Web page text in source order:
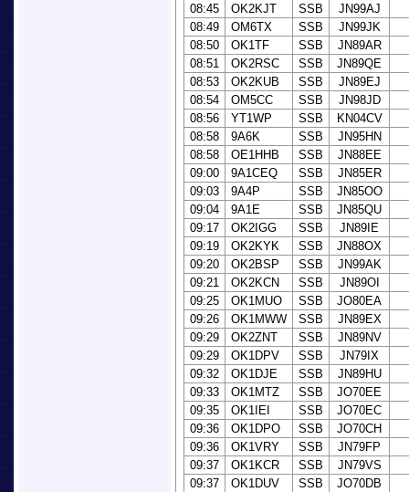
08:45
OK2KJT SSB
JN99AJ
08:49
OM6TX SSB
JN99JK
08:50
OK1TF SSB
JN89AR
08:51
OK2RSC SSB
JN89QE
08:53
OK2KUB SSB
JN89EJ
08:54
OM5CC SSB
JN98JD
08:56
YT1WP SSB
KN04CV
08:58
9A6K SSB
JN95HN
08:58
OE1HHB SSB
JN88EE
09:00
9A1CEQ SSB
JN85ER
09:03
9A4P SSB
JN85OO
09:04
9A1E SSB
JN85QU
09:17
OK2IGG SSB
JN89IE
09:19
OK2KYK SSB
JN88OX
09:20
OK2BSP SSB
JN99AK
09:21
OK2KCN SSB
JN89OI
09:25
OK1MUO SSB
JO80EA
09:26
OK1MWW SSB
JN89EX
09:29
OK2ZNT SSB
JN89NV
09:29
OK1DPV SSB
JN79IX
09:32
OK1DJE SSB
JN89HU
09:33
OK1MTZ SSB
JO70EE
09:35
OK1IEI SSB
JO70EC
09:36
OK1DPO SSB
JO70CH
09:36
OK1VRY SSB
JN79FP
09:37
OK1KCR SSB
JN79VS
09:37
OK1DUV SSB
JO70DB